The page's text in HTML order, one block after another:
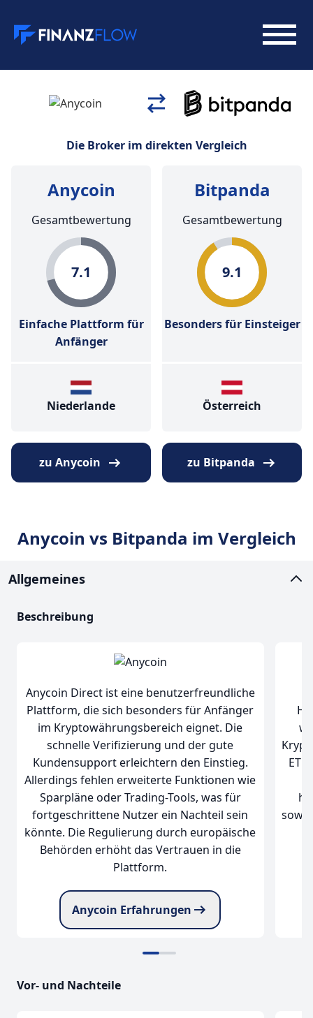
Die Broker im direkten Vergleich
Anycoin
Gesamtbewertung
7.1
Einfache Plattform für
Anfänger
Niederlande
Bitpanda
Gesamtbewertung
9.1
Besonders für Einsteiger
Österreich
zu Anycoin zu Bitpanda
Anycoin vs Bitpanda im Vergleich
Allgemeines
Beschreibung
Anycoin Direct ist eine benutzerfreundliche
Plattform, die sich besonders für Anfänger
im Kryptowährungsbereich eignet. Die
schnelle Verifizierung und der gute
Kundensupport erleichtern den Einstieg.
Allerdings fehlen erweiterte Funktionen wie
Sparpläne oder Trading-Tools, was für
fortgeschrittene Nutzer ein Nachteil sein
könnte. Die Regulierung durch europäische
Behörden erhöht das Vertrauen in die
Plattform.
Anycoin Erfahrungen
Vor- und Nachteile